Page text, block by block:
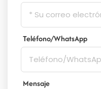
Teléfono/WhatsApp
Mensaje